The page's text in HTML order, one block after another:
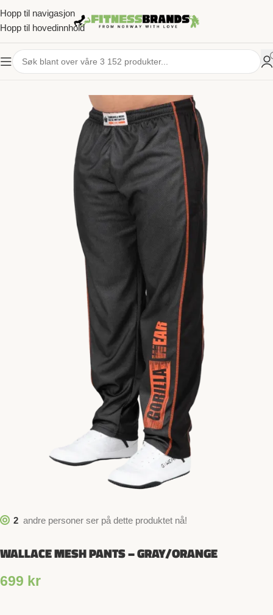
Hopp til navigasjon
Hopp til hovedinnhold
2 andre personer ser på dette produktet nå!
WALLACE MESH PANTS – GRAY/ORANGE
699 kr